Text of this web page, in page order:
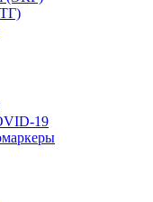
19